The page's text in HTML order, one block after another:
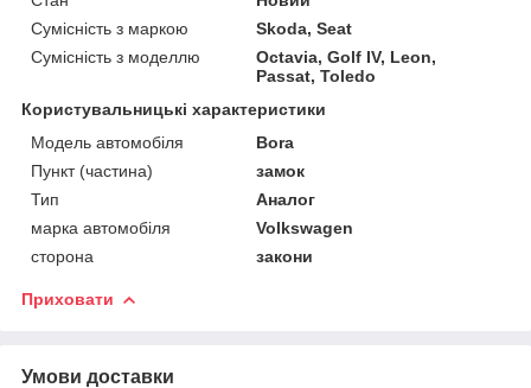
Сумісність з маркою
Skoda, Seat
Сумісність з моделлю
Octavia, Golf IV, Leon,
Passat, Toledo
Користувальницькі характеристики
Модель автомобіля
Bora
Пункт (частина)
замок
Тип
Аналог
марка автомобіля
Volkswagen
сторона
закони
Приховати
Умови доставки